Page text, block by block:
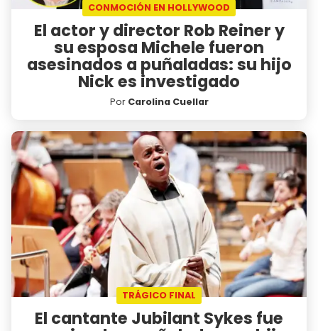
CONMOCIÓN EN HOLLYWOOD
El actor y director Rob Reiner y
su esposa Michele fueron
asesinados a puñaladas: su hijo
Nick es investigado
Por Carolina Cuellar
TRÁGICO FINAL
El cantante Jubilant Sykes fue